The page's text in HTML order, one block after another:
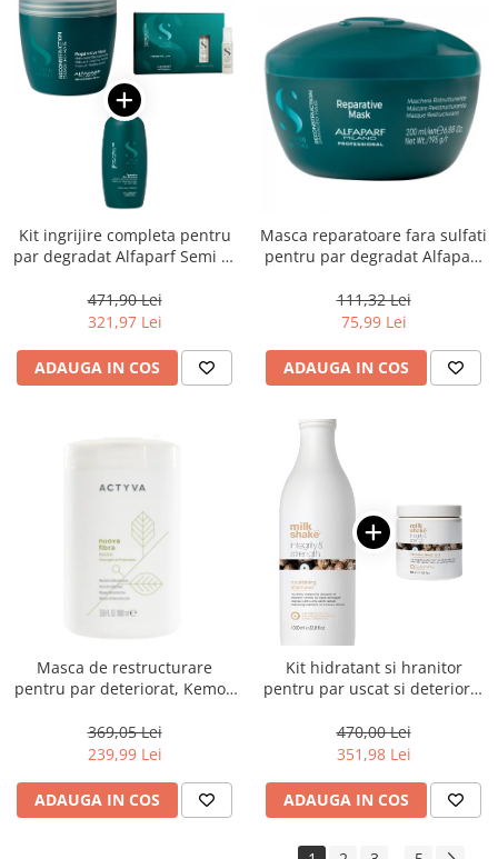
Kit ingrijire completa pentru
par degradat Alfaparf Semi di
Reparative, Salon Size
471,90 Lei
321,97 Lei
ADAUGA IN COS
Masca reparatoare fara sulfati
pentru par degradat Alfaparf
Reconstruction, 200 ml
111,32 Lei
75,99 Lei
ADAUGA IN COS
Masca de restructurare
pentru par deteriorat, Kemon
369,05 Lei
239,99 Lei
ADAUGA IN COS
Kit hidratant si hranitor
pentru par uscat si deteriorat
Strength
470,00 Lei
351,98 Lei
ADAUGA IN COS